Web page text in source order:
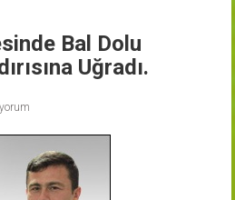
Bal Dolu
Uğradı.